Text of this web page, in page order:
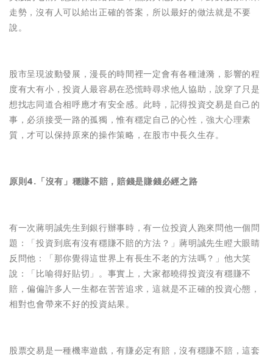
走勢，沒有人可以給出正確的答案，所以最好的做法就是不要
說。
股市呈現波動發展，漫長的時間裡一定會有各種漣漪，影響的程
度有大有小，投資人最容易在恐慌時尋求他人協助，說穿了只是
想找志同道合相呼應才有安全感。此時，記得投資交易是自己的
事，必須接受一路的孤獨，惟有穩定自己的心性，強大心理素
質，才可以保持原來的操作策略，在股市中長久生存。
原則4.「沒有」穩賺不賠，賠錢是賺錢必經之路
有一次蔣明誠先生到銀行辦事時，有一位投資人跑來問他一個問
題：「投資到底有沒有穩賺不賠的方法？」蔣明誠先生瞪大眼睛
反問他：「那你覺得這世界上有長生不老的方法嗎？」他大笑
說：「比喻得好貼切」。事實上，大家都曉得投資沒有穩賺不
賠，偏偏許多人一生都在苦苦追求，這就是不正確的投資心態，
相對也會帶來不好的投資結果。
股票交易是一種機率遊戲，有賺必定有賠，沒有穩賺不賠，這套